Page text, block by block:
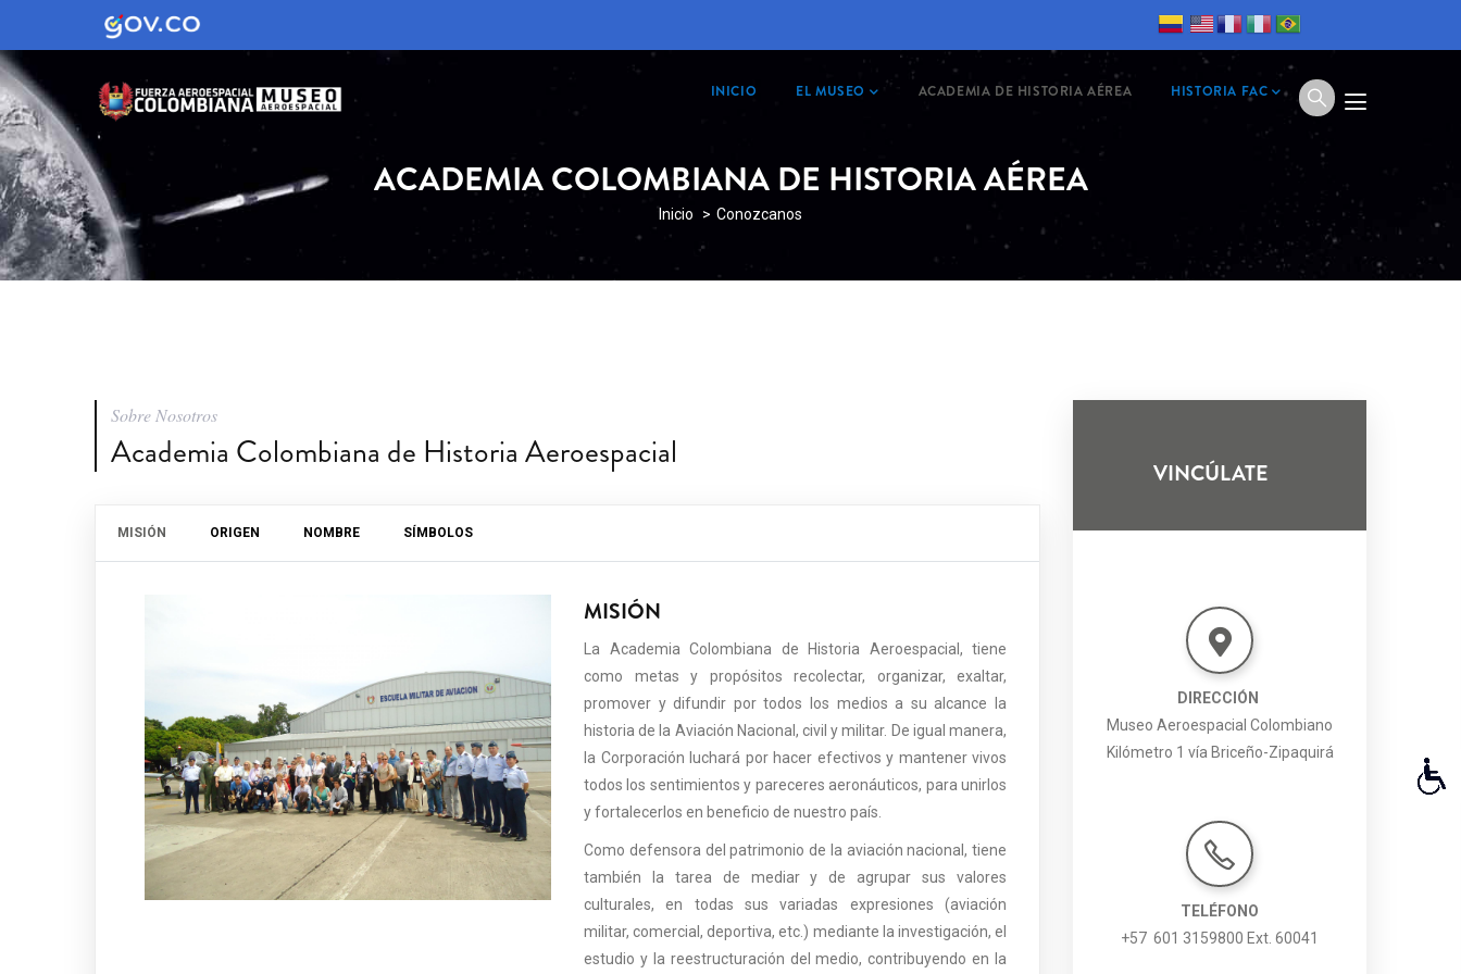
NAVIGATION
INICIO EL MUSEO ACADEMIA DE HISTORIA AÉREA HISTORIA FAC
ACADEMIA COLOMBIANA DE HISTORIA AÉREA
SOBRESCRIBIR
ENLACES
DE
Inicio Conozcanos
Sobre Nosotros
Academia Colombiana de Historia Aeroespacial
MISIÓN ORIGEN NOMBRE SÍMBOLOS
MISIÓN
La Academia Colombiana de Historia Aeroespacial, tiene
como metas y propósitos recolectar, organizar, exaltar,
promover y difundir por todos los medios a su alcance la
historia de la Aviación Nacional, civil y militar. De igual manera,
la Corporación luchará por hacer efectivos y mantener vivos
todos los sentimientos y pareceres aeronáuticos, para unirlos
y fortalecerlos en beneficio de nuestro país.
Como defensora del patrimonio de la aviación nacional, tiene
también la tarea de mediar y de agrupar sus valores
culturales, en todas sus variadas expresiones (aviación
militar, comercial, deportiva, etc.) mediante la investigación, el
estudio y la reestructuración del medio, contribuyendo en la
VINCÚLATE
DIRECCIÓN
Museo Aeroespacial Colombiano
Kilómetro 1 vía Briceño-Zipaquirá
TELÉFONO
+57 601 3159800 Ext. 60041